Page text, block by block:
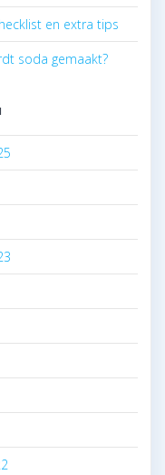
en extra tips
soda gemaakt?